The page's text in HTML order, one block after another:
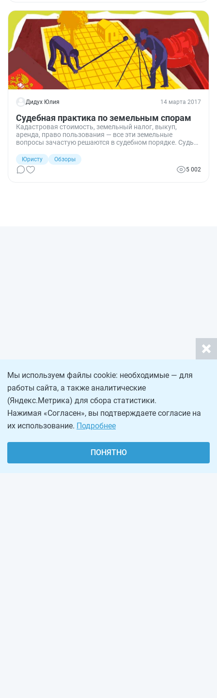
Дидух Юлия 14 марта 2017
Судебная практика по земельным спорам
Кадастровая стоимость, земельный налог, выкуп,
аренда, право пользования — все эти земельные
вопросы зачастую решаются в судебном порядке. Судьи
проверяют правильность исчисления арендной платы и
решают, может ли застройщик сохранить право на
землю после сноса жилого дома, в котором выкупил все
Юристу
Обзоры
5 002
Мы используем файлы cookie: необходимые — для
работы сайта, а также аналитические
(Яндекс.Метрика) для сбора статистики.
Нажимая «Согласен», вы подтверждаете согласие на
их использование. Подробнее
ПОНЯТНО